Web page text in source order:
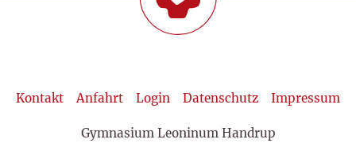
Kontakt Anfahrt Login Datenschutz Impressum
Gymnasium Leoninum Handrup